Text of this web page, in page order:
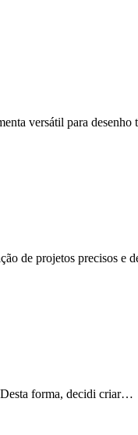
versátil para
de projetos precisos e
Desta forma, decidi criar…